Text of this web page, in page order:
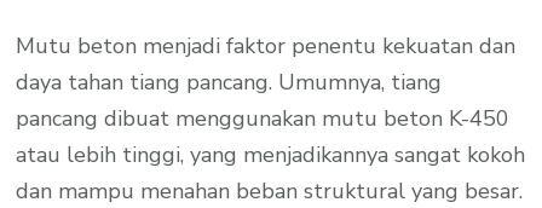
Mutu beton menjadi faktor penentu kekuatan dan
daya tahan tiang pancang. Umumnya, tiang
pancang dibuat menggunakan mutu beton K-450
atau lebih tinggi, yang menjadikannya sangat kokoh
dan mampu menahan beban struktural yang besar.